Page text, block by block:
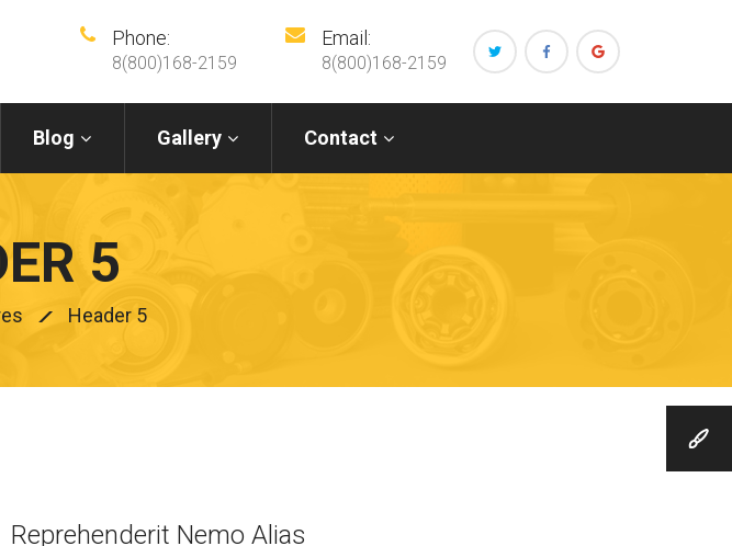
Phone:
8(800)168-2159
Email:
8(800)168-2159
Blog Gallery Contact
5
Header 5
Reprehenderit Nemo Alias